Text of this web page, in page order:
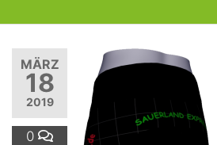
MÄRZ
18
2019
0